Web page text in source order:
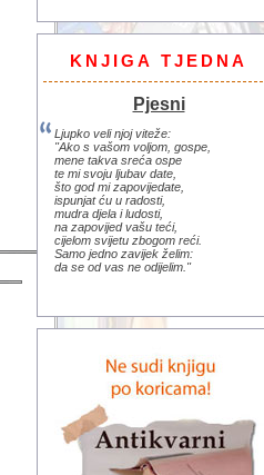
KNJIGA TJEDNA
Pjesni
Ljupko veli njoj viteže:
"Ako s vašom voljom, gospe,
mene takva sreća ospe
te mi svoju ljubav date,
što god mi zapovijedate,
ispunjat ću u radosti,
mudra djela i ludosti,
na zapovijed vašu teći,
cijelom svijetu zbogom reći.
Samo jedno zavijek želim:
da se od vas ne odijelim."